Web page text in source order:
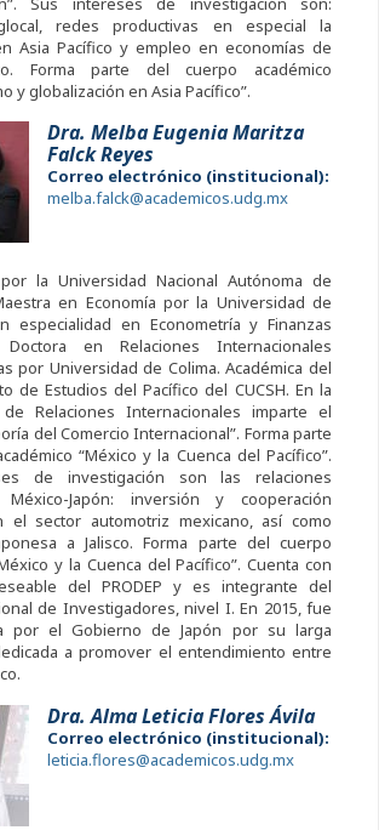
redes productivas en especial la
Asia Pacífico y empleo en economías de
Forma parte del cuerpo académico
y globalización en Asia Pacífico”.
Dra. Melba Eugenia Maritza
Falck Reyes
Correo electrónico (institucional):
melba.falck@academicos.udg.mx
la Universidad Nacional Autónoma de
en Economía por la Universidad de
especialidad en Econometría y Finanzas
en Relaciones Internacionales
por Universidad de Colima. Académica del
de Estudios del Pacífico del CUCSH. En la
de Relaciones Internacionales imparte el
del Comercio Internacional”. Forma parte
“México y la Cuenca del Pacífico”.
de investigación son las relaciones
México-Japón: inversión y cooperación
el sector automotriz mexicano, así como
a Jalisco. Forma parte del cuerpo
y la Cuenca del Pacífico”. Cuenta con
del PRODEP y es integrante del
de Investigadores, nivel I. En 2015, fue
por el Gobierno de Japón por su larga
a promover el entendimiento entre
Dra. Alma Leticia Flores Ávila
Correo electrónico (institucional):
leticia.flores@academicos.udg.mx